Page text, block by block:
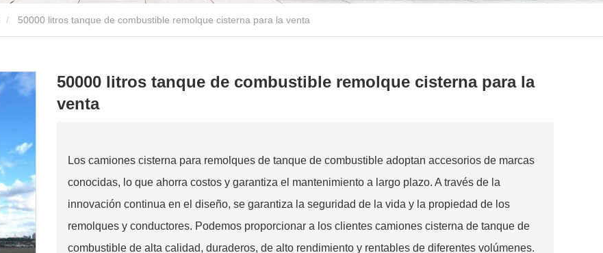
50000 litros tanque de combustible remolque cisterna para la venta
50000 litros tanque de combustible remolque cisterna para la
venta
Los camiones cisterna para remolques de tanque de combustible adoptan accesorios de marcas
conocidas, lo que ahorra costos y garantiza el mantenimiento a largo plazo. A través de la
innovación continua en el diseño, se garantiza la seguridad de la vida y la propiedad de los
remolques y conductores. Podemos proporcionar a los clientes camiones cisterna de tanque de
combustible de alta calidad, duraderos, de alto rendimiento y rentables de diferentes volúmenes.